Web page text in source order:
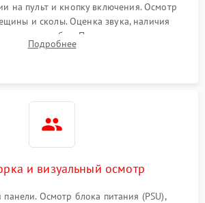
на пульт и кнопку включения. Осмотр
и сколы. Оценка звука, наличия
ошибок. Подключение тестовых
для выявления симптомов поломки.
Подробнее
и визуальный осмотр
панели. Осмотр блока питания (PSU),